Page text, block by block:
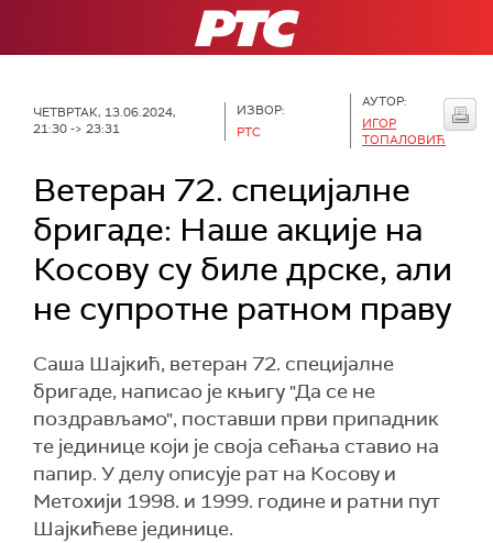
РТС
ЧЕТВРТАК, 13.06.2024,
21:30 -> 23:31
ИЗВОР:
РТС
АУТОР:
ИГОР
ТОПАЛОВИЋ
Ветеран 72. специјалне
бригаде: Наше акције на
Косову су биле дрске, али
не супротне ратном праву
Саша Шајкић, ветеран 72. специјалне
бригаде, написао је књигу "Да се не
поздрављамо", поставши први припадник
те јединице који је своја сећања ставио на
папир. У делу описује рат на Косову и
Метохији 1998. и 1999. године и ратни пут
Шајкићеве јединице.